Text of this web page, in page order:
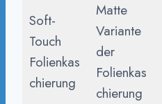
Soft-
Touch
Folienkas
chierung
Matte
Variante
der
Folienkas
chierung